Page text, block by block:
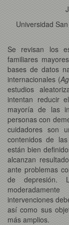
Universidad
Se revisan los
familiares
bases de datos
internacionales (
estudios
intentan reducir
mayoría de las
personas con
cuidadores son
contenidos de
están bien
alcanzan
ante problemas
de depresión.
intervenciones
así como sus
más amplios.